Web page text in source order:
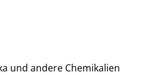
und andere Chemikalien